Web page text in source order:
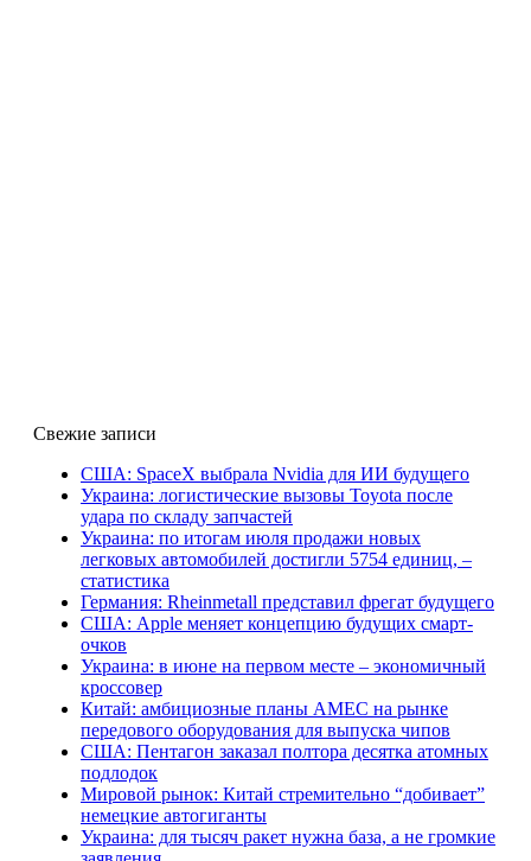
Свежие записи
США: SpaceX выбрала Nvidia для ИИ будущего
Украина: логистические вызовы Toyota после
удара по складу запчастей
Украина: по итогам июля продажи новых
легковых автомобилей достигли 5754 единиц, –
статистика
Германия: Rheinmetall представил фрегат будущего
США: Apple меняет концепцию будущих смарт-
очков
Украина: в июне на первом месте – экономичный
кроссовер
Китай: амбициозные планы AMEC на рынке
передового оборудования для выпуска чипов
США: Пентагон заказал полтора десятка атомных
подлодок
Мировой рынок: Китай стремительно “добивает”
немецкие автогиганты
Украина: для тысяч ракет нужна база, а не громкие